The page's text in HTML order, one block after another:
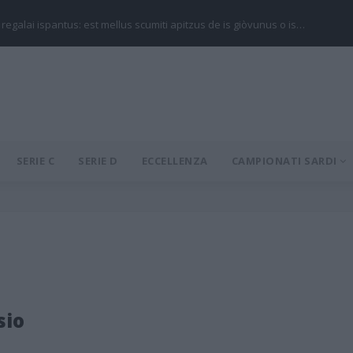
regalai ispantus: est mellus scumiti apitzus de is giòvunus o is…
SERIE C SERIE D ECCELLENZA CAMPIONATI SARDI